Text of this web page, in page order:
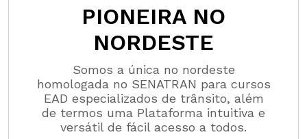
PIONEIRA NO
NORDESTE
Somos a única no nordeste
homologada no SENATRAN para cursos
EAD especializados de trânsito, além
de termos uma Plataforma intuitiva e
versátil de fácil acesso a todos.